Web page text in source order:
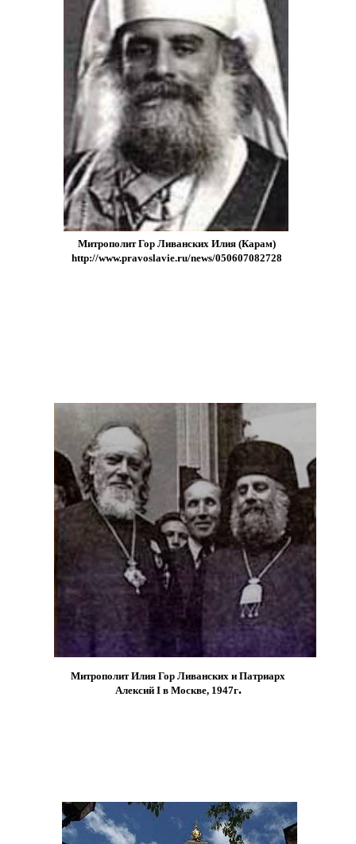
Митрополит Гор Ливанских Илия (Карам)
http://www.pravoslavie.ru/news/050607082728
Митрополит Илия Гор Ливанских и Патриарх
Алексий I в Москве, 1947г.